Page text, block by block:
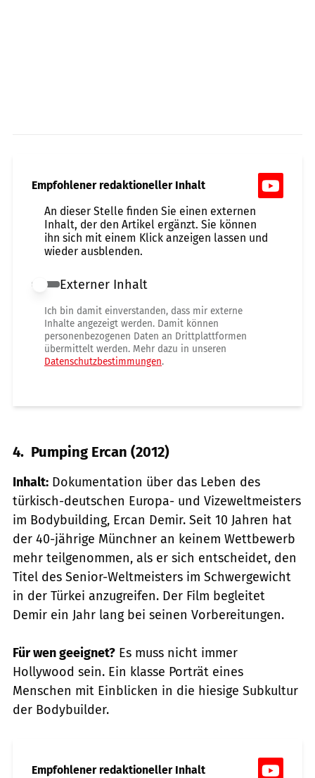
Empfohlener redaktioneller Inhalt
An dieser Stelle finden Sie einen externen
Inhalt, der den Artikel ergänzt. Sie können
ihn sich mit einem Klick anzeigen lassen und
wieder ausblenden.
Externer Inhalt erlauben
Externer Inhalt
Ich bin damit einverstanden, dass mir externe
Inhalte angezeigt werden. Damit können
personenbezogenen Daten an Drittplattformen
übermittelt werden. Mehr dazu in unseren
Datenschutzbestimmungen.
4. Pumping Ercan (2012)
Inhalt: Dokumentation über das Leben des
türkisch-deutschen Europa- und Vizeweltmeisters
im Bodybuilding, Ercan Demir. Seit 10 Jahren hat
der 40-jährige Münchner an keinem Wettbewerb
mehr teilgenommen, als er sich entscheidet, den
Titel des Senior-Weltmeisters im Schwergewicht
in der Türkei anzugreifen. Der Film begleitet
Demir ein Jahr lang bei seinen Vorbereitungen.
Für wen geeignet? Es muss nicht immer
Hollywood sein. Ein klasse Porträt eines
Menschen mit Einblicken in die hiesige Subkultur
der Bodybuilder.
Empfohlener redaktioneller Inhalt